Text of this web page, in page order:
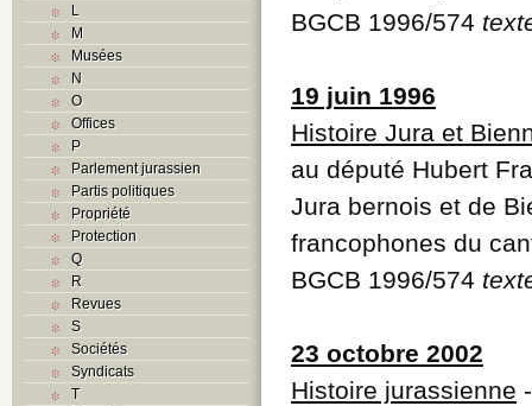
L
M
Musées
N
O
Offices
P
Parlement jurassien
Partis politiques
Propriété
Protection
Q
R
Revues
S
Sociétés
Syndicats
T
BGCB 1996/574
19 juin 1996
Histoire Jura et
au député Hubert
Jura bernois et de
francophones du
BGCB 1996/574
23 octobre 2002
Histoire jurassienne